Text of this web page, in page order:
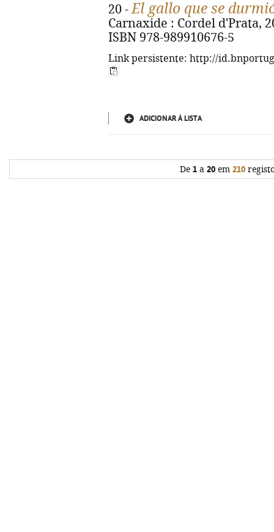
20 -El gallo que se
Carnaxide : Cordel d'Prata,
ISBN 978-989910676-5
Link persistente: http://
ADICIONAR À LISTA
De 1 a 20 em 210